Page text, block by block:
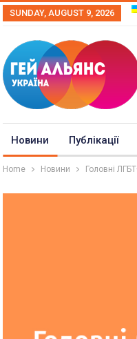
SUNDAY, AUGUST 9, 2026
Новини Публікації
Home Новини Головні